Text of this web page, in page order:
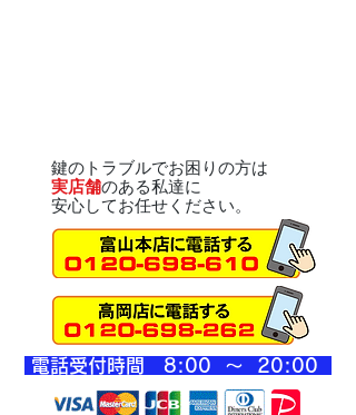
鍵のトラブルでお困りの方は
実店舗のある私達に
安心してお任せください。
​電話受付時間 8:00 ～ 20:00